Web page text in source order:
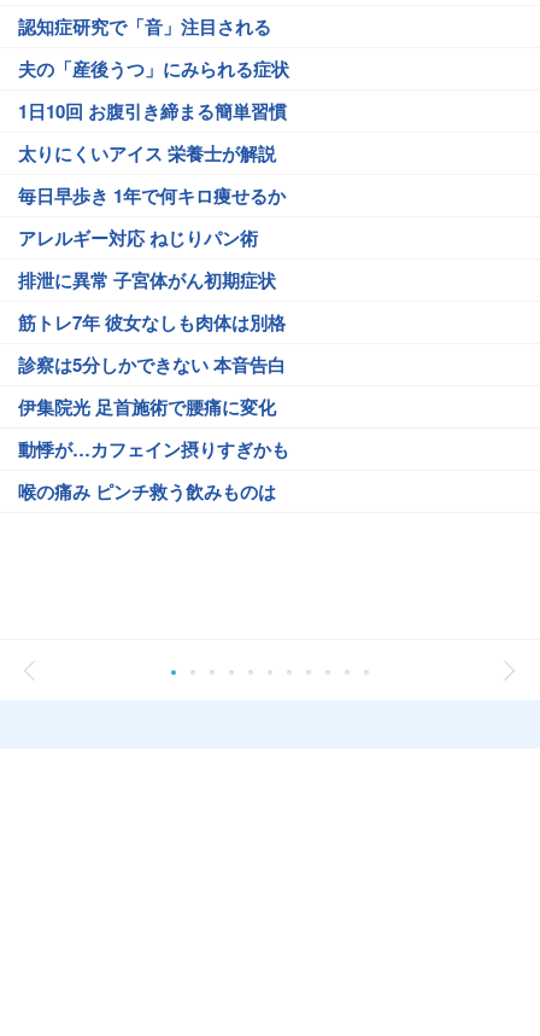
認知症研究で「音」注目される
夫の「産後うつ」にみられる症状
1日10回 お腹引き締まる簡単習慣
太りにくいアイス 栄養士が解説
毎日早歩き 1年で何キロ痩せるか
アレルギー対応 ねじりパン術
排泄に異常 子宮体がん初期症状
筋トレ7年 彼女なしも肉体は別格
診察は5分しかできない 本音告白
伊集院光 足首施術で腰痛に変化
動悸が…カフェイン摂りすぎかも
喉の痛み ピンチ救う飲みものは